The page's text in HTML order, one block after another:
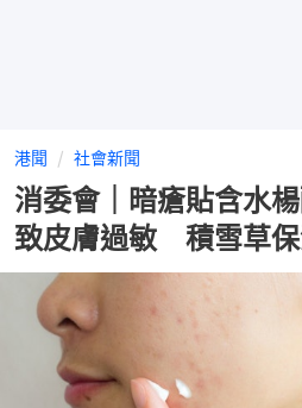
港聞 社會新聞
消委會｜暗瘡貼含水
致皮膚過敏 積雪草